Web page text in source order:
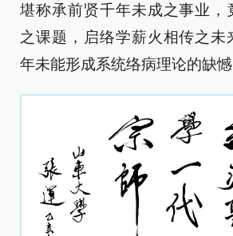
堪称承前贤千年未成之事业，
之课题，启络学薪火相传之未
年未能形成系统络病理论的缺憾